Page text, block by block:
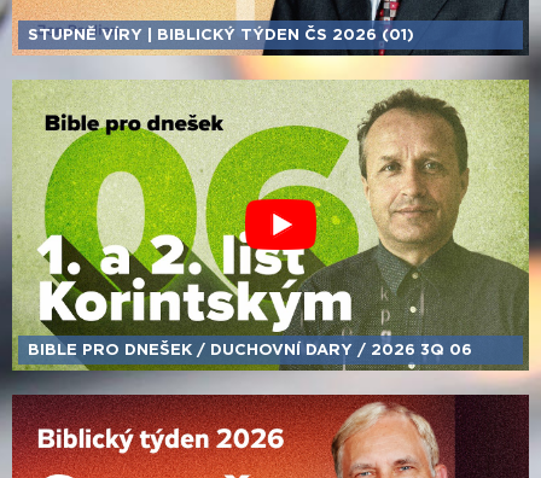
STUPNĚ VÍRY | BIBLICKÝ TÝDEN ČS 2026 (01)
BIBLE PRO DNEŠEK /​ DUCHOVNÍ DARY /​ 2026 3Q 06